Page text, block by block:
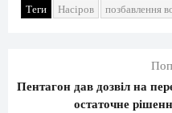
Теги Насіров позбавлення
Пентагон дав дозвіл на
остаточне